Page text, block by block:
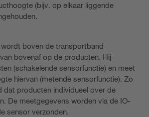
(bijv. op elkaar liggende
boven de transportband
bovenaf op de producten. Hij
(schakelende sensorfunctie) en meet
hiervan (metende sensorfunctie). Zo
dat producten individueel over de
De meetgegevens worden via de IO-
sensor verzonden.